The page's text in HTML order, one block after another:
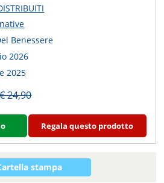
Benessere
2026
2025
€ 24,90
Regala questo prodotto
stampa